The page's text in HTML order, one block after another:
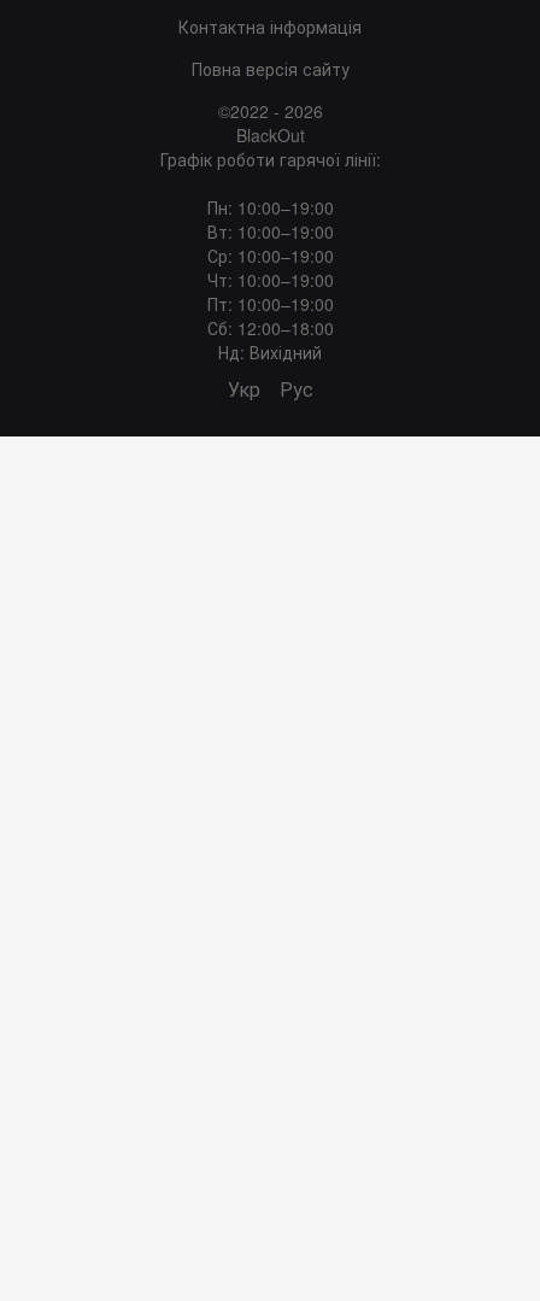
Контактна інформація
Повна версія сайту
©2022 - 2026
BlackOut
Графік роботи гарячої лінії:
Пн: 10:00–19:00
Вт: 10:00–19:00
Ср: 10:00–19:00
Чт: 10:00–19:00
Пт: 10:00–19:00
Сб: 12:00–18:00
Нд: Вихідний
Укр Рус